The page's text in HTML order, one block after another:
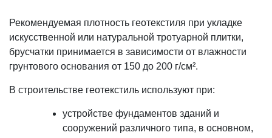
Рекомендуемая плотность геотекстиля при укладке
искусственной или натуральной тротуарной плитки,
брусчатки принимается в зависимости от влажности
грунтового основания от 150 до 200 г/см².
В строительстве геотекстиль используют при:
устройстве фундаментов зданий и
сооружений различного типа, в основном,